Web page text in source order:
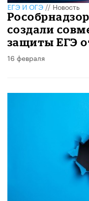
ЕГЭ И ОГЭ//Новость
создали
защиты ЕГЭ
16 февраля